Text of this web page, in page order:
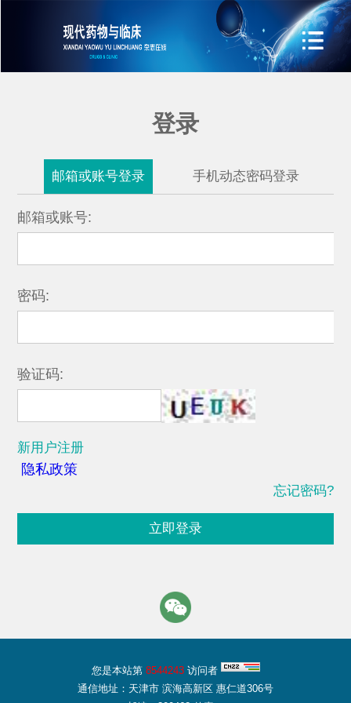
登录
邮箱或账号登录 手机动态密码登录
邮箱或账号:
密码:
验证码:
新用户注册
隐私政策
忘记密码?
立即登录
您是本站第 8544243访问者
通信地址：天津市 滨海高新区 惠仁道306号